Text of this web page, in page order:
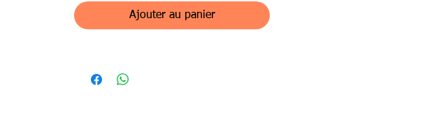
もう一度描いています。
This work won an Encouragement Award
Hall).Transparent watercolors and
Ajouter au panier